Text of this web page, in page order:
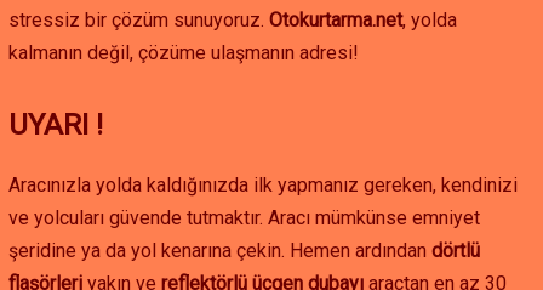
stressiz bir çözüm sunuyoruz. Otokurtarma.net, yolda
kalmanın değil, çözüme ulaşmanın adresi!
UYARI !
Aracınızla yolda kaldığınızda ilk yapmanız gereken, kendinizi
ve yolcuları güvende tutmaktır. Aracı mümkünse emniyet
şeridine ya da yol kenarına çekin. Hemen ardından dörtlü
flaşörleri yakın ve reflektörlü üçgen dubayı araçtan en az 30